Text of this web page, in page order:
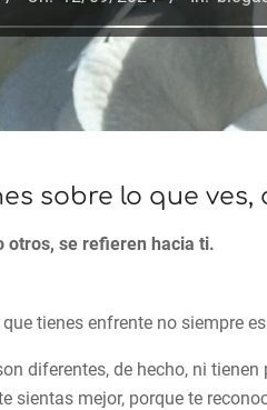
sobre lo que
otros, se refieren hacia ti.
tienes enfrente no siempre
diferentes, de hecho, ni
sientas mejor, porque te